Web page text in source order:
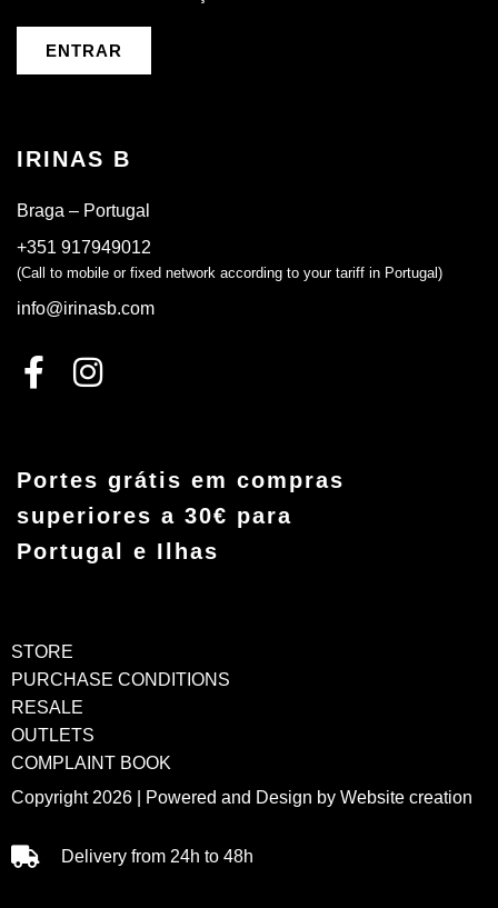
ENTRAR
IRINAS B
Braga – Portugal
+351 917949012
(Call to mobile or fixed network according to your tariff in Portugal)
info@irinasb.com
Portes grátis em compras
superiores a 30€ para
Portugal e Ilhas
STORE
PURCHASE CONDITIONS
RESALE
OUTLETS
COMPLAINT BOOK
Copyright 2026 | Powered and Design by Website creation
Delivery from 24h to 48h